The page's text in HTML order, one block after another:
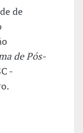
de
de Pós-
-